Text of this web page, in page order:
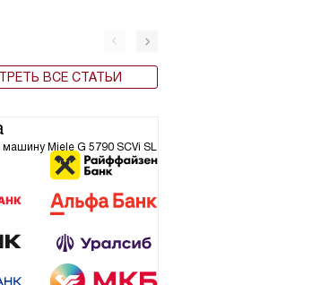
ВСЕ СТАТЬИ
Miele G 5790 SCVi SL